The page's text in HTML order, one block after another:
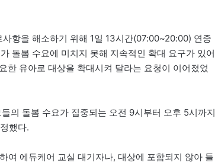
항을 해소하기 위해 1일 13시간(07:00~20:00) 연중
돌봄 수요에 미치지 못해 지속적인 확대 요구가 있어
한 유아로 대상을 확대시켜 달라는 요청이 이어졌었
의 돌봄 수요가 집중되는 오전 9시부터 오후 5시까지
했다.
여 에듀케어 교실 대기자나, 대상에 포함되지 않아 들